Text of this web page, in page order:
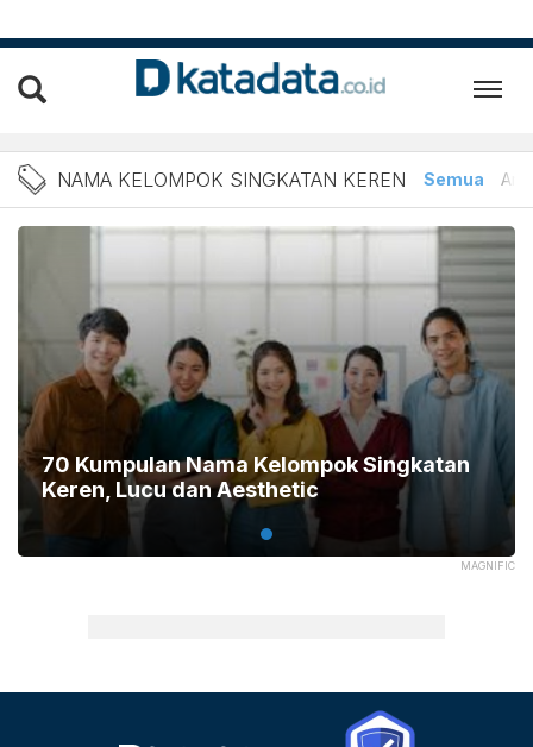
Berita Nama kelompok
NAMA KELOMPOK SINGKATAN KEREN Semua
MAGNIFIC
70 Kumpulan Nama Kelompok Singkatan
Keren, Lucu dan Aesthetic